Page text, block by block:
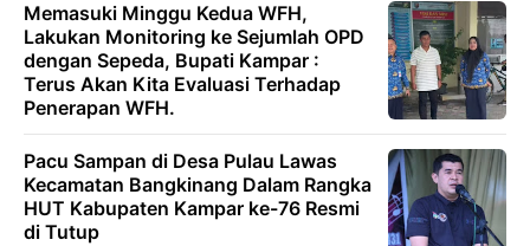
Memasuki Minggu Kedua WFH,
Lakukan Monitoring ke Sejumlah OPD
dengan Sepeda, Bupati Kampar :
Terus Akan Kita Evaluasi Terhadap
Penerapan WFH.
Pacu Sampan di Desa Pulau Lawas
Kecamatan Bangkinang Dalam Rangka
HUT Kabupaten Kampar ke-76 Resmi
di Tutup